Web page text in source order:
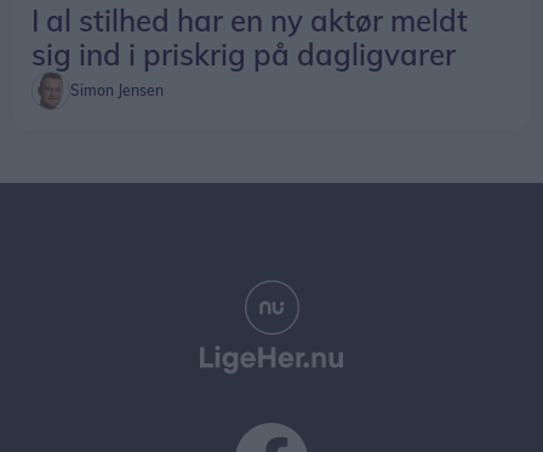
I al stilhed har en ny aktør meldt
sig ind i priskrig på dagligvarer
Simon Jensen